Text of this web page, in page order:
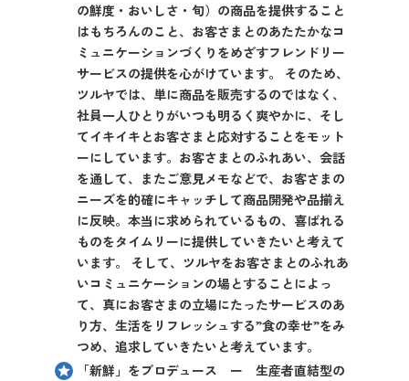
の鮮度・おいしさ・旬）の商品を提供すること
はもちろんのこと、お客さまとのあたたかなコ
ミュニケーションづくりをめざすフレンドリー
サービスの提供を心がけています。 そのため、
ツルヤでは、単に商品を販売するのではなく、
社員一人ひとりがいつも明るく爽やかに、そし
てイキイキとお客さまと応対することをモット
ーにしています。お客さまとのふれあい、会話
を通して、またご意見メモなどで、お客さまの
ニーズを的確にキャッチして商品開発や品揃え
に反映。本当に求められているもの、喜ばれる
ものをタイムリーに提供していきたいと考えて
います。 そして、ツルヤをお客さまとのふれあ
いコミュニケーションの場とすることによっ
て、真にお客さまの立場にたったサービスのあ
り方、生活をリフレッシュする”食の幸せ”をみ
つめ、追求していきたいと考えています。
「新鮮」をプロデュース ー 生産者直結型の